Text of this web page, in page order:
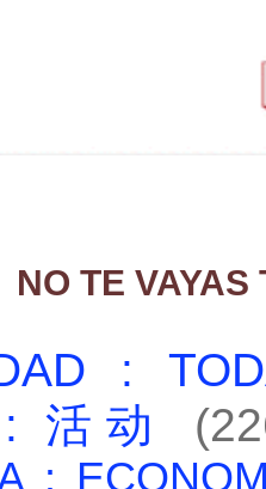
NO TE
:
: 活动
: